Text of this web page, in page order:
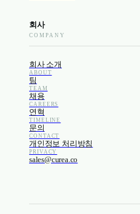
회사
COMPANY
회사 소개
ABOUT
팀
TEAM
채용
CAREERS
연혁
TIMELINE
문의
CONTACT
개인정보 처리방침
PRIVACY
sales@curea.co